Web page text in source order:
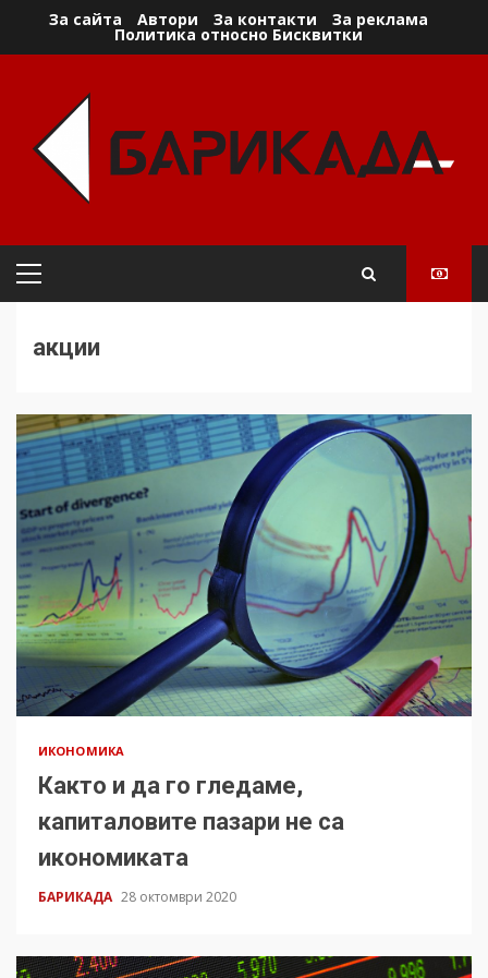
За сайта Автори За контакти За реклама
Политика относно Бисквитки
Primary
акции
ИКОНОМИКА
Както и да го гледаме,
капиталовите пазари не са
икономиката
БАРИКАДА 28 октомври 2020